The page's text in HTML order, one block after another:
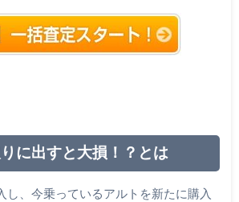
に出すと大損！？とは
し、今乗っているアルトを新たに購入